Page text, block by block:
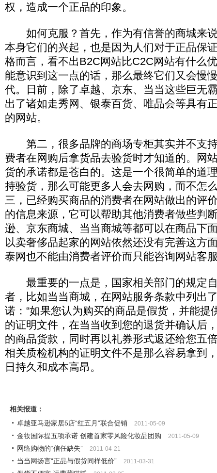
权，造成一个正品的印象。
如何克服？首先，作为有信誉的商城来
本身它们的兴起，也是因为人们对于正品保
格而言，看不出B2C网站比C2C网站有什么
能意识到这一点的话，那么最终它们又会慢
代。日前，除了卓越、京东、当当这些巨无
出了诸如走秀网、银泰百货、唯品会等具有
的网站。
第二，很多品牌的商场专柜其实并不支
费者在网购后拿货品去验货时才知道的。网
货的承诺都是苍白的。这是一个很简单的道
持验货，那么可能更多人会去网购，而不怎
三，已经购买商品的消费者在网站做出的评
的信息来源，它可以帮助其他消费者做些判
逊、京东商城、当当商城等都可以在商品下
以卖奢侈品起家的网站依然还没有完善这方
泰网也不能由消费者评价而只能咨询网站客
最重要的一点是，国家相关部门的规定
者，比如当当商城，在网站服务条款中列出
诺：“如果您认为购买的商品是假货，并能提
的证明文件，在当当收到您的退货并确认后
的商品货款，同时再以礼券形式返还给您五
相关质检机构的证明文件不是那么容易拿到
日持久和成本高昂。
相关报道：
卓越亚马逊家居5店“红五月”联合促销
2011-05-09
金妆国际提五项承诺 创建首家零风险化妆品团购 2011-05-09
网络购物的“信任缺失” 2011-04-21
当当网扬言“正品与假货同样低价” 2011-03-31